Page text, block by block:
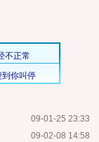
09-01-25 23:33
09-02-08 14:58